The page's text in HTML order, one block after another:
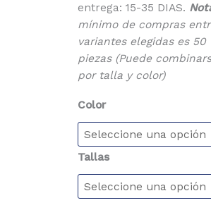
entrega: 15-35 DIAS.
mínimo de compras
variantes elegidas es 50
piezas (Puede
por talla y color)
Color
Tallas